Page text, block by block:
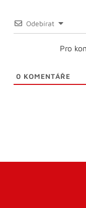
Odebírat
Pro
0 KOMENTÁŘE